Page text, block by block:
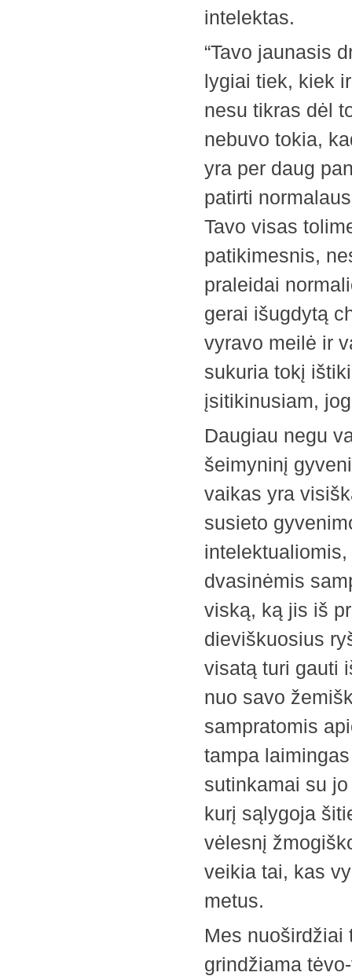
intelektas.
“Tavo jaunasis
lygiai tiek, kiek
nesu tikras dėl
nebuvo tokia,
yra per daug
patirti
Tavo visas
patikimesnis,
praleidai
gerai išugdytą
vyravo meilė ir
sukuria tokį
įsitikinusiam,
Daugiau negu
šeimyninį
vaikas yra
susieto
dvasinėmis
viską, ką jis iš
dieviškuosius
visatą turi gauti
nuo savo
sampratomis
tampa
sutinkamai su
kurį sąlygoja
vėlesnį
veikia tai, kas
metus.
Mes nuoširdžiai
grindžiama